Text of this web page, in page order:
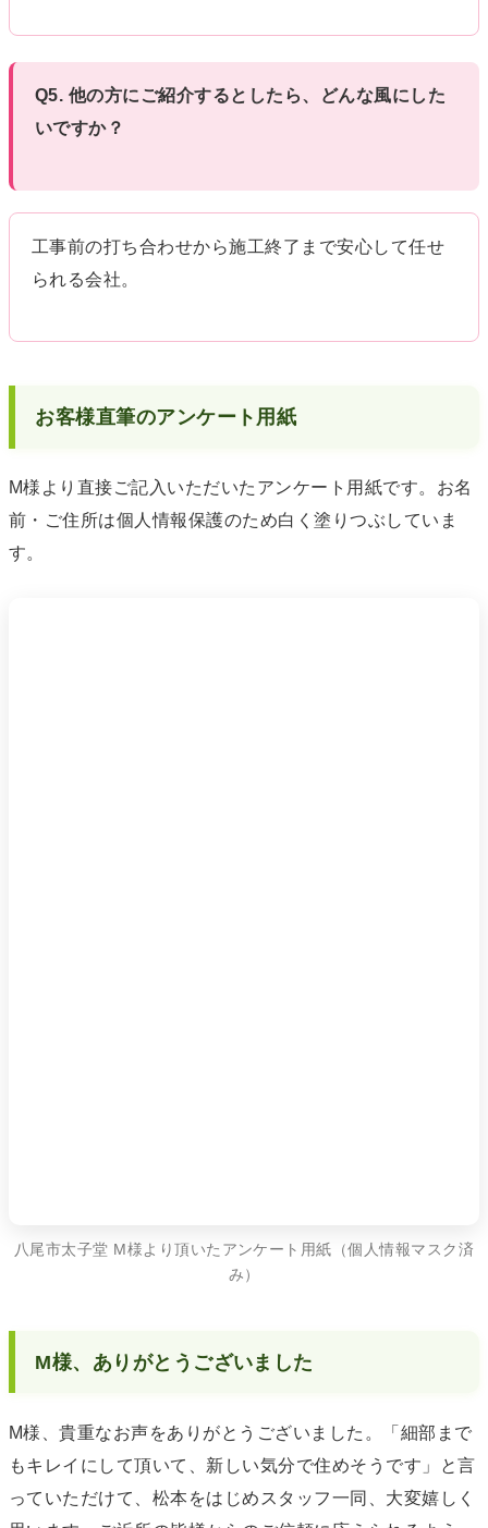
Q5. 他の方にご紹介するとしたら、どんな風にした
いですか？
工事前の打ち合わせから施工終了まで安心して任せ
られる会社。
お客様直筆のアンケート用紙
M様より直接ご記入いただいたアンケート用紙です。お名
前・ご住所は個人情報保護のため白く塗りつぶしていま
す。
八尾市太子堂 M様より頂いたアンケート用紙（個人情報マスク済
み）
M様、ありがとうございました
M様、貴重なお声をありがとうございました。「細部まで
もキレイにして頂いて、新しい気分で住めそうです」と言
っていただけて、松本をはじめスタッフ一同、大変嬉しく